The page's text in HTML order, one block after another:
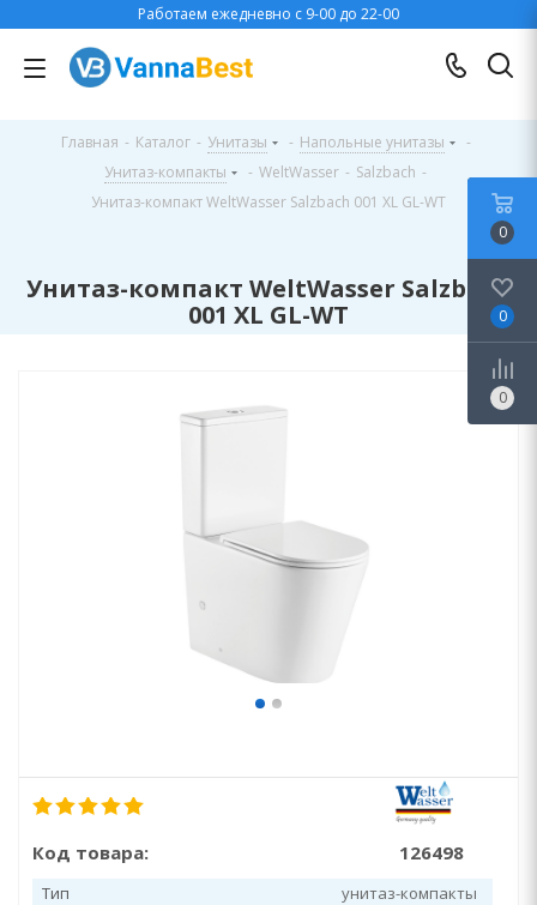
Работаем ежедневно с 9-00 до 22-00
Главная - Каталог - Унитазы - Напольные унитазы
-
Унитаз-компакты
- WeltWasser - Salzbach -
Унитаз-компакт WeltWasser Salzbach 001 XL GL-WT
Унитаз-компакт WeltWasser Salzbach
001 XL GL-WT
Код товара: 126498
Тип
унитаз-компакты
0
0
0